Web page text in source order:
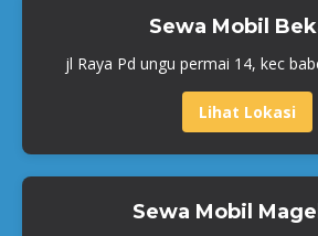
Sewa Mobil
jl Raya Pd ungu permai 14, kec
Lihat Lokasi
Sewa Mobil